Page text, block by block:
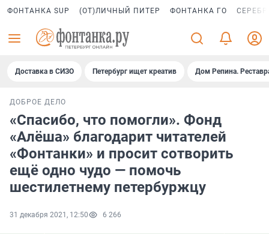
ФОНТАНКА SUP (ОТ)ЛИЧНЫЙ ПИТЕР ФОНТАНКА ГО
Доставка в СИЗО Петербург ищет креатив Дом Репина.
ДОБРОЕ ДЕЛО
«Спасибо, что помогли». Фонд
«Алёша» благодарит читателей
«Фонтанки» и просит сотворить
ещё одно чудо — помочь
шестилетнему петербуржцу
31 декабря 2021, 12:50 6 266